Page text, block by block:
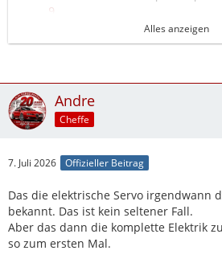
C100B-86 - Torque
Alles anzeigen
Andre
Cheffe
7. Juli 2026 Offizieller Beitrag
Das die elektrische Servo irgendwann
bekannt. Das ist kein seltener Fall.
Aber das dann die komplette Elektrik
so zum ersten Mal.